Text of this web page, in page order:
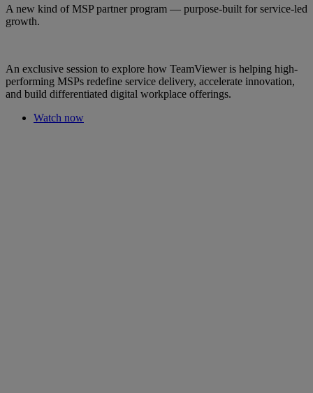
A new kind of MSP partner program — purpose-built for service-led
growth.
An exclusive session to explore how TeamViewer is helping high-
performing MSPs redefine service delivery, accelerate innovation,
and build differentiated digital workplace offerings.
Watch now